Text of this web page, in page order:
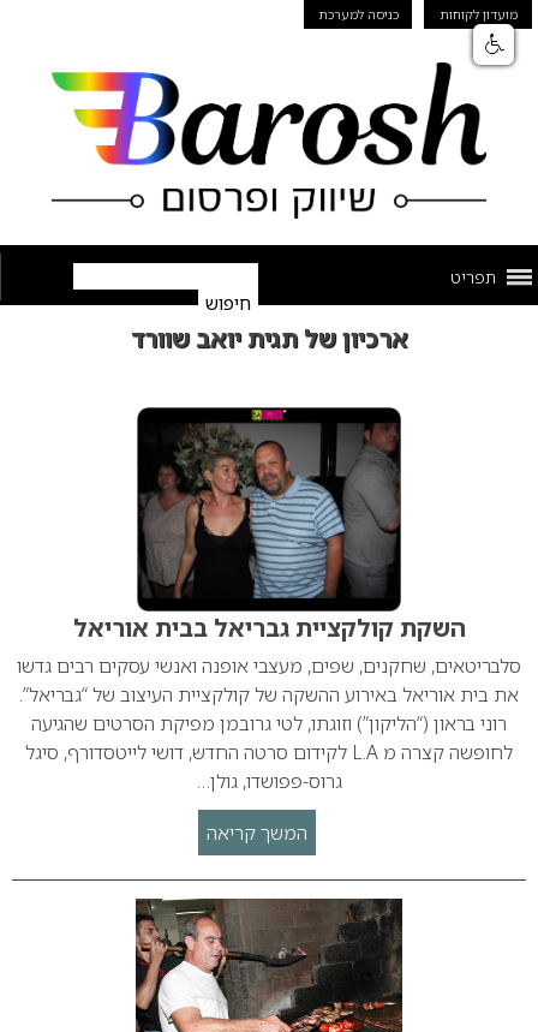
מועדון לקוחות כניסה למערכת
תפריט
ארכיון של תגית יואב שוורד
השקת קולקציית גבריאל בבית אוריאל
סלבריטאים, שחקנים, שפים, מעצבי אופנה ואנשי עסקים רבים גדשו
את בית אוריאל באירוע ההשקה של קולקציית העיצוב של “גבריאל”.
רוני בראון (“הליקון”) וזוגתו, לטי גרובמן מפיקת הסרטים שהגיעה
לחופשה קצרה מ L.A לקידום סרטה החדש, דושי לייטסדורף, סיגל
גרוס-פפושדו, גולן…
המשך קריאה